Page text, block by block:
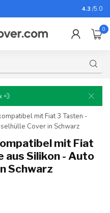
Für fast
4.3 /5.0
0
💨
mit Fiat 3 Tasten -
Cover in Schwarz
mit Fiat
aus Silikon - Auto
Schwarz